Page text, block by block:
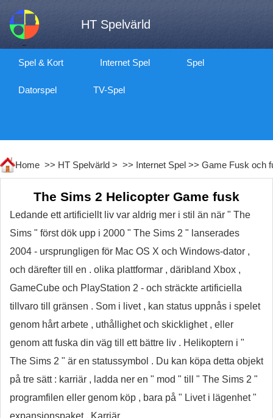
HT Spelvärld
Spel & Kort Internet Spel Spel
Datorspel TV-Spel
Home >> HT Spelvärld > >> Internet Spel >> Game Fusk och
The Sims 2 Helicopter Game fusk
Ledande ett artificiellt liv var aldrig mer i stil än när " The
Sims " först dök upp i 2000 " The Sims 2 " lanserades
2004 - ursprungligen för Mac OS X och Windows-dator ,
och därefter till en . olika plattformar , däribland Xbox ,
GameCube och PlayStation 2 - och sträckte artificiella
tillvaro till gränsen . Som i livet , kan status uppnås i spelet
genom hårt arbete , uthållighet och skicklighet , eller
genom att fuska din väg till ett bättre liv . Helikoptern i "
The Sims 2 " är en statussymbol . Du kan köpa detta objekt
på tre sätt : karriär , ladda ner en " mod " till " The Sims 2 "
programfilen eller genom köp , bara på " Livet i lägenhet "
expansionspaket . Karriär